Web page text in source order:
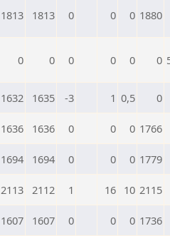
1813 1813 0 0 0 1880
0 0 0 0 0 0
1632 1635 -3 1 0,5 0
1636 1636 0 0 0 1766
1694 1694 0 0 0 1779
2113 2112 1 16 10 2115
1607 1607 0 0 0 1736